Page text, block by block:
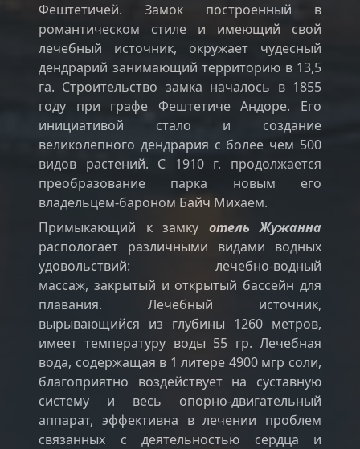
Фештетичей. Замок построенный в
романтическом стиле и имеющий свой
лечебный источник, окружает чудесный
дендрарий занимающий территорию в 13,5
га. Строительство замка началось в 1855
году при графе Фештетиче Андоре. Его
инициативой стало и создание
великолепного дендрария с более чем 500
видов растений. С 1910 г. продолжается
преобразование парка новым его
владельцем-бароном Байч Михаем.
Примыкающий к замку отель Жужанна
распологает различными видами водных
удовольствий: лечебно-водный
массаж, закрытый и открытый бассейн для
плавания. Лечебный источник,
вырывающийся из глубины 1260 метров,
имеет температуру воды 55 гр. Лечебная
вода, содержащая в 1 литере 4900 мгр соли,
благоприятно воздействует на суставную
систему и весь опорно-двигательный
аппарат, эффективна в лечении проблем
связанных с деятельностью сердца и